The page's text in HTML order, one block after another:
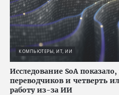
КОМПЬЮТЕРЫ, ИТ, ИИ
Исследование SoA
переводчиков и четверть
работу из-за ИИ